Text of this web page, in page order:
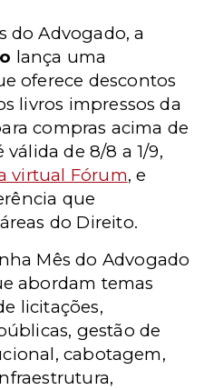
do Advogado, a
lança uma
oferece descontos
livros impressos da
compras acima de
válida de 8/8 a 1/9,
virtual Fórum, e
que
do Direito.
Mês do Advogado
abordam temas
licitações,
gestão de
cabotagem,